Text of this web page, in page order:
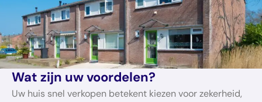
Wat zijn uw voordelen?
Uw huis snel verkopen betekent kiezen voor zekerheid,